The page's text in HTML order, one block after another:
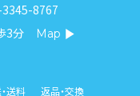
8767
3分
Map
送料 返品・交換